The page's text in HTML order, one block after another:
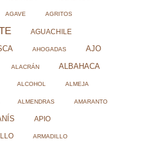
AGAVE AGRITOS
AGUACHILE
AHOGADAS AJO
ALACRÁN ALBAHACA
ALCOHOL ALMEJA
ALMENDRAS AMARANTO
APIO
ARMADILLO